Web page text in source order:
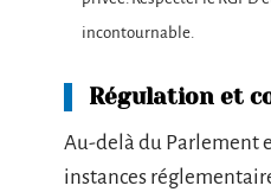
incontournable.
Régulation et
Au-delà du Parlement
instances